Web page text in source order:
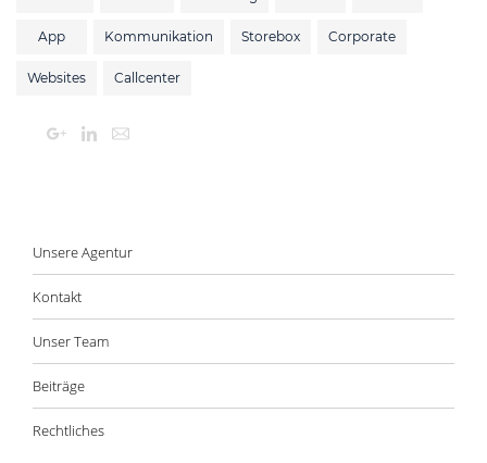
App Kommunikation Storebox Corporate
Websites Callcenter
Unsere Agentur
Kontakt
Unser Team
Beiträge
Rechtliches